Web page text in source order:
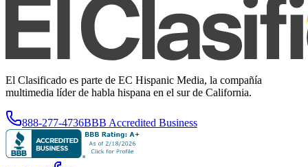
El Clasificado es parte de EC Hispanic Media, la compañía
multimedia líder de habla hispana en el sur de California.
888-277-4736BBB Accredited Business